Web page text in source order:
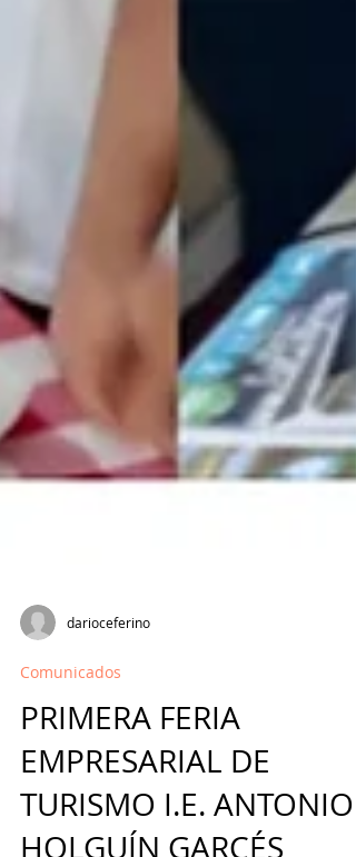
darioceferino
Comunicados
PRIMERA FERIA
EMPRESARIAL DE